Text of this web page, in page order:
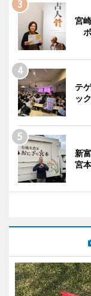
宮
ボ
テ
ッ
新
宮